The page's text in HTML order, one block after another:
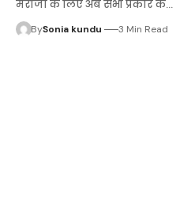
मरीजों के लिए अब सभी प्रकार के…
BySonia kundu 3 Min Read